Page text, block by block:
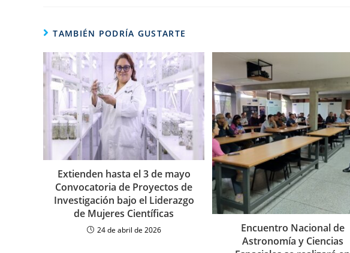
TAMBIÉN PODRÍA GUSTARTE
Extienden hasta el 3 de mayo
Convocatoria de Proyectos de
Investigación bajo el Liderazgo
de Mujeres Científicas
24 de abril de 2026
Encuentro Nacional de
Astronomía y Ciencias